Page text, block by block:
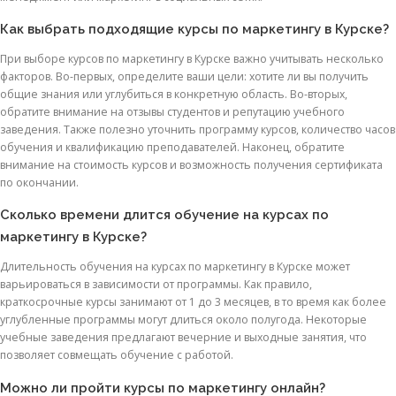
Как выбрать подходящие курсы по маркетингу в Курске?
При выборе курсов по маркетингу в Курске важно учитывать несколько
факторов. Во-первых, определите ваши цели: хотите ли вы получить
общие знания или углубиться в конкретную область. Во-вторых,
обратите внимание на отзывы студентов и репутацию учебного
заведения. Также полезно уточнить программу курсов, количество часов
обучения и квалификацию преподавателей. Наконец, обратите
внимание на стоимость курсов и возможность получения сертификата
по окончании.
Сколько времени длится обучение на курсах по
маркетингу в Курске?
Длительность обучения на курсах по маркетингу в Курске может
варьироваться в зависимости от программы. Как правило,
краткосрочные курсы занимают от 1 до 3 месяцев, в то время как более
углубленные программы могут длиться около полугода. Некоторые
учебные заведения предлагают вечерние и выходные занятия, что
позволяет совмещать обучение с работой.
Можно ли пройти курсы по маркетингу онлайн?